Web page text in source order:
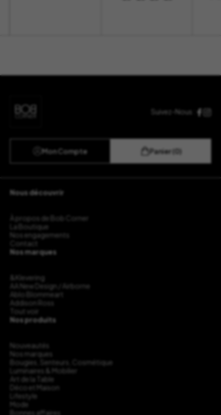
Suivez-Nous :
Mon Compte Panier (0)
Nous découvrir
À propos de Bob Corner
La Boutique
Nos engagements
Contact
Nos marques
&Klevering
AA New Design / Airborne
Ablo Blommeart
Addison Ross
Tout voir
Nos produits
Nouveautés
Nos marques
Bougies, Senteurs, Cosmétique
Luminaires & Mobilier
Art de la Table
Déco et Maison
Lifestyle
Mode
Bonnes affaires